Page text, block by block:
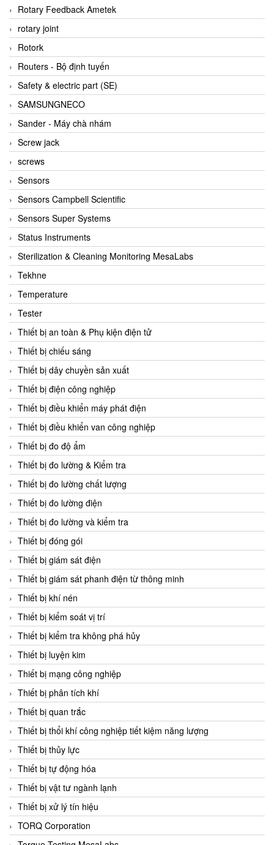
Boydcorp
BRAUN Vietnam
Brinkmann Pumpen
BRONKHORST
Brook Instrument
Brooks Instrument Vietnam
Buhler
BURLING INSTRUMENTS
Burster
BUSCHJOST
Calectro
Campbell Scientific
Canneed Vietnam
Cantoni
CAPS
CAREL Parts
CCS
CD Automation
CEAG Sicherheitst
CEIA Vietnam
Celduc Vietnam
Cemb
Centec GmbH
CEQUBE
CHAUVIN ARNOUX
Checkline
Chino
Chiyoda Seiki
Chiyoda-Tsusho
Chongqing Huaneng
Chromalox
ChuanYi
CIC
Clage
Clake Fololo
Clark Cooper
CMC Ventilazione
Coax Valves Inc
Codel
Cofimco
Coltraco
Comat Releco
Comax
COMETECH VietNam
Rotary Feedback Ametek
rotary joint
Rotork
Routers - Bộ định tuyến
Safety & electric part (SE)
SAMSUNGNECO
Sander - Máy chà nhám
Screw jack
screws
Sensors
Sensors Campbell Scientific
Sensors Super Systems
Status Instruments
Sterilization & Cleaning Monitoring MesaLabs
Tekhne
Temperature
Tester
Thiết bị an toàn & Phụ kiện điện tử
Thiết bị chiếu sáng
Thiết bị dây chuyền sản xuất
Thiết bị điện công nghiệp
Thiết bị điều khiển máy phát điện
Thiết bị điều khiển van công nghiệp
Thiết bị đo độ ẩm
Thiết bị đo lường & Kiểm tra
Thiết bị đo lường chất lượng
Thiết bị đo lường điện
Thiết bị đo lường và kiểm tra
Thiết bị đóng gói
Thiết bị giám sát điện
Thiết bị giám sát phanh điện từ thông minh
Thiết bị khí nén
Thiết bị kiểm soát vị trí
Thiết bị kiểm tra không phá hủy
Thiết bị luyện kim
Thiết bị mạng công nghiệp
Thiết bị phân tích khí
Thiết bị quan trắc
Thiết bị thổi khí công nghiệp tiết kiệm năng lượng
Thiết bị thủy lực
Thiết bị tự động hóa
Thiết bị vật tư ngành lạnh
Thiết bị xử lý tín hiệu
TORQ Corporation